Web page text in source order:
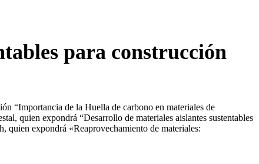
para construcción
“Importancia de la Huella de carbono en materiales de
quien expondrá “Desarrollo de materiales aislantes sustentables
quien expondrá «Reaprovechamiento de materiales: